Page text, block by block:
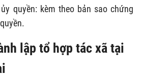
quyền: kèm theo bản sao chứng
lập tổ hợp tác xã tại